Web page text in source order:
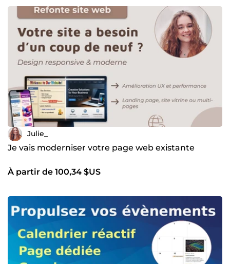
Julie_
Je vais moderniser votre page web existante
À partir de 100,34 $US